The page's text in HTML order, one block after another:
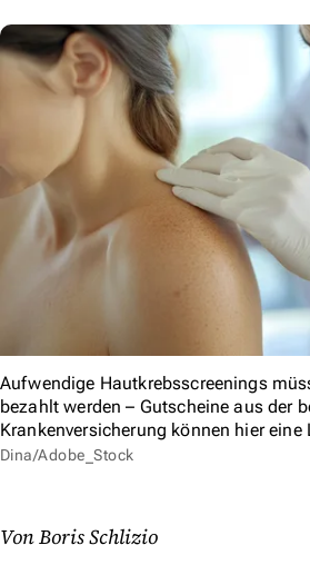
Aufwendige Hautkrebsscreenings
bezahlt werden – Gutscheine aus der
Krankenversicherung können hier eine
Dina/Adobe_Stock
Von Boris Schlizio